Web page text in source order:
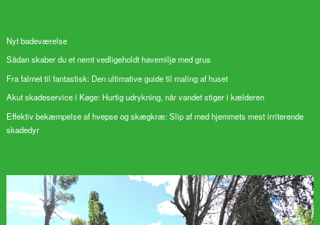
Nyt badeværelse
Sådan skaber du et nemt vedligeholdt havemiljø med grus
Fra falmet til fantastisk: Den ultimative guide til maling af huset
Akut skadeservice i Køge: Hurtig udrykning, når vandet stiger i kælderen
Effektiv bekæmpelse af hvepse og skægkræ: Slip af med hjemmets mest irriterende
skadedyr